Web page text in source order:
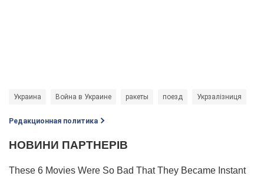
Украина Война в Украине ракеты поезд Укрзалізниця
Редакционная политика